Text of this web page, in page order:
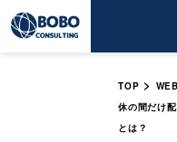
TOP >
休の間だけ
とは？